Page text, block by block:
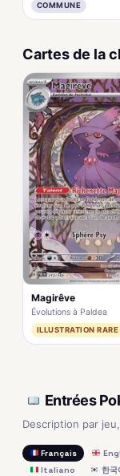
COMMUNE
Cartes de la
Magirêve
Évolutions à Paldea
ILLUSTRATION RARE
Entrées
Description par
Français
Italiano
한국